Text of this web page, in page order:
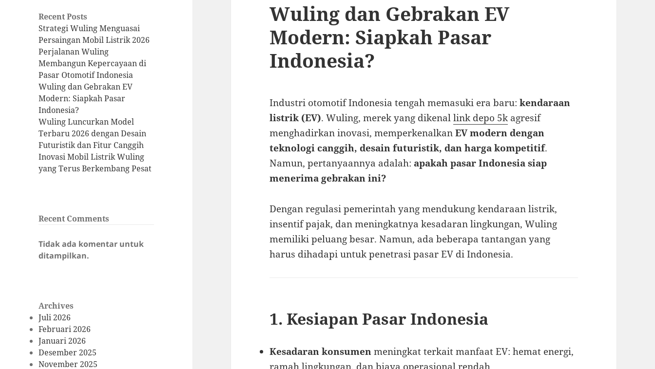
Recent Posts
Strategi Wuling Menguasai
Persaingan Mobil Listrik 2026
Perjalanan Wuling
Membangun Kepercayaan di
Pasar Otomotif Indonesia
Wuling dan Gebrakan EV
Modern: Siapkah Pasar
Indonesia?
Wuling Luncurkan Model
Terbaru 2026 dengan Desain
Futuristik dan Fitur Canggih
Inovasi Mobil Listrik Wuling
yang Terus Berkembang Pesat
Recent Comments
Tidak ada komentar untuk
ditampilkan.
Archives
Juli 2026
Februari 2026
Januari 2026
Desember 2025
November 2025
Wuling dan Gebrakan EV
Modern: Siapkah Pasar
Indonesia?
Industri otomotif Indonesia tengah memasuki era baru:kendaraan
listrik (EV). Wuling, merek yang dikenallink depo 5k agresif
menghadirkan inovasi, memperkenalkanEV modern dengan
teknologi canggih, desain futuristik, dan harga kompetitif.
Namun, pertanyaannya adalah: apakah pasar Indonesia siap
menerima gebrakan ini?
Dengan regulasi pemerintah yang mendukung kendaraan listrik,
insentif pajak, dan meningkatnya kesadaran lingkungan, Wuling
memiliki peluang besar. Namun, ada beberapa tantangan yang
harus dihadapi untuk penetrasi pasar EV di Indonesia.
1. Kesiapan Pasar Indonesia
Kesadaran konsumenmeningkat terkait manfaat EV: hemat energi,